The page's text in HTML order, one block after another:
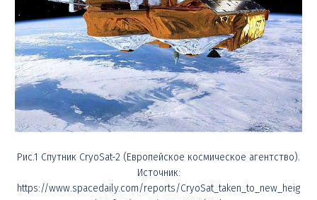
Рис.1 Спутник CryoSat-2 (Европейское космическое агентство).
Источник:
https://www.spacedaily.com/reports/CryoSat_taken_to_new_heig